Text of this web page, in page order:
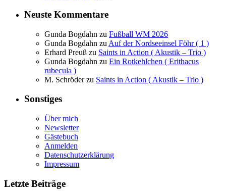
Neuste Kommentare
Gunda Bogdahn zu Fußball WM 2026
Gunda Bogdahn zu Auf der Nordseeinsel Föhr ( 1 )
Erhard Preuß zu Saints in Action ( Akustik – Trio )
Gunda Bogdahn zu Ein Rotkehlchen ( Erithacus
rubecula )
M. Schröderzu Saints in Action ( Akustik – Trio )
Sonstiges
Über mich
Newsletter
Gästebuch
Anmelden
Datenschutzerklärung
Impressum
Letzte Beiträge